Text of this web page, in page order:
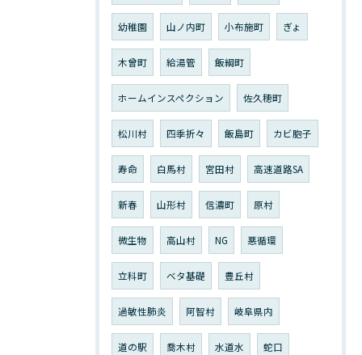
幼稚園 山ノ内町 小布施町 ぎょ
木曾町 給湯管 飯綱町
ホームインスペクション 佐久穂町
松川村 四季折々 飯島町 カビ胞子
寿命 白馬村 宮田村 高速道路SA
新春 山形村 信濃町 原村
微生物 高山村 NG 悪循環
立科町 ベタ基礎 豊丘村
過敏性肺炎 阿智村 岐阜県内
道の駅 喬木村 水道水 蛇口